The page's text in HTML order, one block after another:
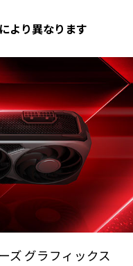
より異なります
ズ グラフィックス